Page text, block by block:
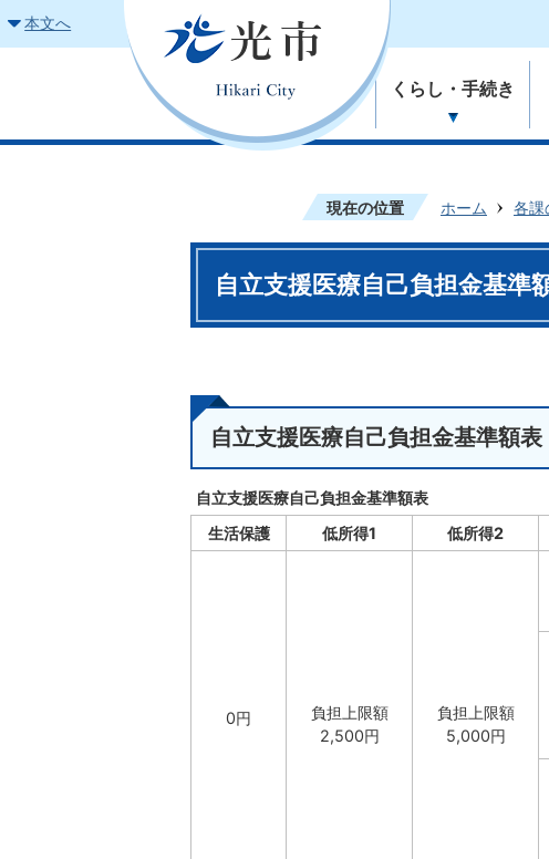
本文へ
くらし・手続き
現在の位置 ホーム 各課
自立支援医療自己負担金基準
自立支援医療自己負担金基準額表
自立支援医療自己負担金基準額表
生活保護
低所得1 低所得2
0円
負担上限額
2,500円
負担上限額
5,000円